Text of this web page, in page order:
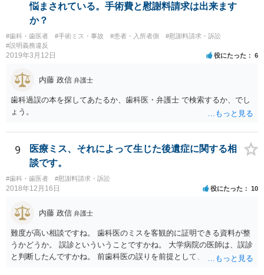
悩まされている。手術費と慰謝料請求は出来ます
か？
#歯科・歯医者 #手術ミス・事故 #患者・入所者側
#慰謝料請求・訴訟
#説明義務違反
2019年3月12日 役にたった 6
内藤 政信 弁護士
歯科過誤の本を探してあたるか、歯科医・弁護士 で検索するか、でし
ょう。
9
医療ミス、それによって生じた後遺症に関する相
談です。
#歯科・歯医者 #慰謝料請求・訴訟
2018年12月16日 役にたった 10
内藤 政信 弁護士
難度が高い相談ですね。 歯科医のミスを客観的に証明できる資料が整
うかどうか。 誤診といういうことですかね。 大学病院の医師は、誤診
と判断したんですかね。 前歯科医の誤りを前提として、 その医師はど